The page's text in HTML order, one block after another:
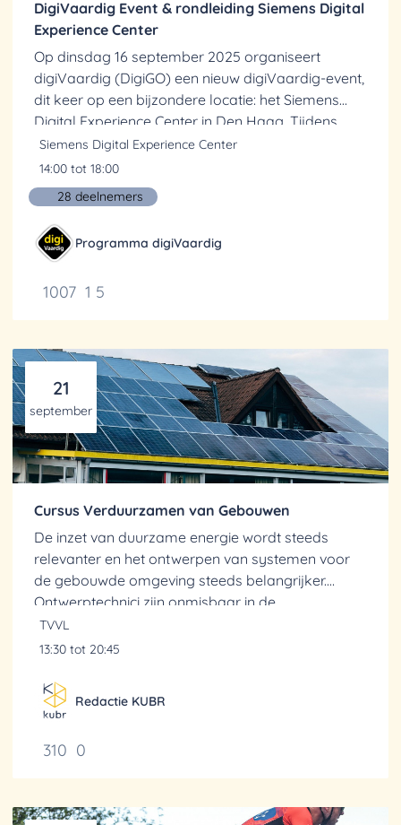
DigiVaardig Event & rondleiding Siemens Digital
Experience Center
Op dinsdag 16 september 2025 organiseert
digiVaardig (DigiGO) een nieuw digiVaardig-event,
dit keer op een bijzondere locatie: het Siemens
Digital Experience Center in Den Haag. Tijdens
deze middag nemen we je mee in inspirerende
verhalen en...
Siemens Digital Experience Center
14:00 tot 18:00
28 deelnemers
Programma digiVaardig
1007 1 5
21
september
Cursus Verduurzamen van Gebouwen
De inzet van duurzame energie wordt steeds
relevanter en het ontwerpen van systemen voor
de gebouwde omgeving steeds belangrijker.
Ontwerptechnici zijn onmisbaar in de
energietransitie. Ze hebben een cruciale rol bij het
ontwikkelen van...
TVVL
13:30 tot 20:45
Redactie KUBR
310 0